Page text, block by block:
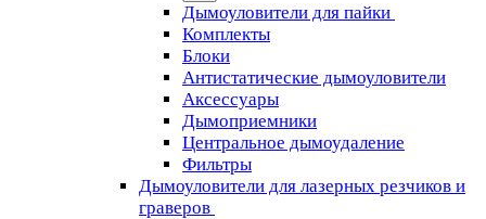
Дымоуловители для пайки
Комплекты
Блоки
Антистатические дымоуловители
Аксессуары
Дымоприемники
Центральное дымоудаление
Фильтры
Дымоуловители для лазерных резчиков и
граверов